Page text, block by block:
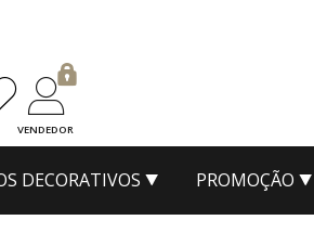
VENDEDOR
DECORATIVOS PROMOÇÃO